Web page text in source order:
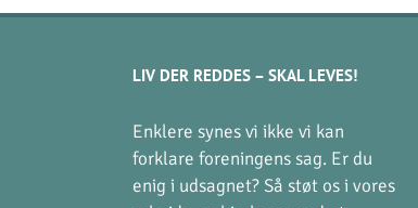
LIV DER REDDES – SKAL LEVES!
Enklere synes vi ikke vi kan
forklare foreningens sag. Er du
enig i udsagnet? Så støt os i vores